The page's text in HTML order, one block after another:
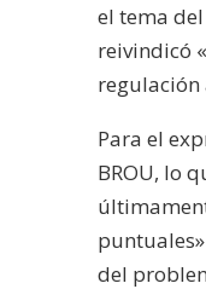
el tema
reivindicó
regulación
Para el
BROU, lo
del